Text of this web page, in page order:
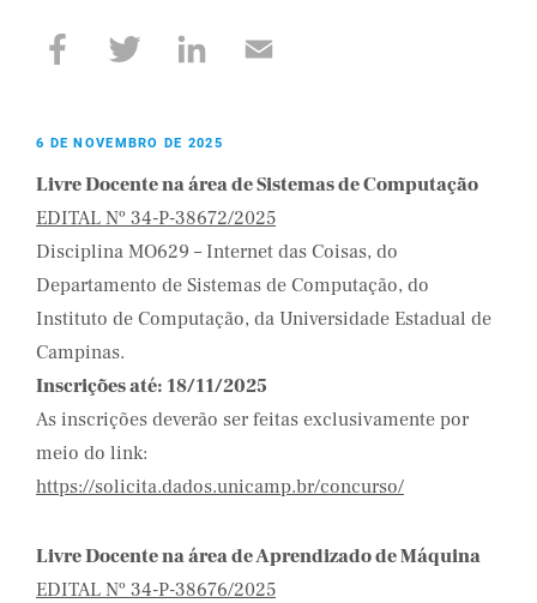
6 DE NOVEMBRO DE 2025
Livre Docente na área de Sistemas de Computação
EDITAL Nº 34-P-38672/2025
Disciplina MO629 – Internet das Coisas, do
Departamento de Sistemas de Computação, do
Instituto de Computação, da Universidade Estadual de
Campinas.
Inscrições até: 18/11/2025
As inscrições deverão ser feitas exclusivamente por
meio do link:
https://solicita.dados.unicamp.br/concurso/
Livre Docente na área de Aprendizado de Máquina
EDITAL Nº 34-P-38676/2025